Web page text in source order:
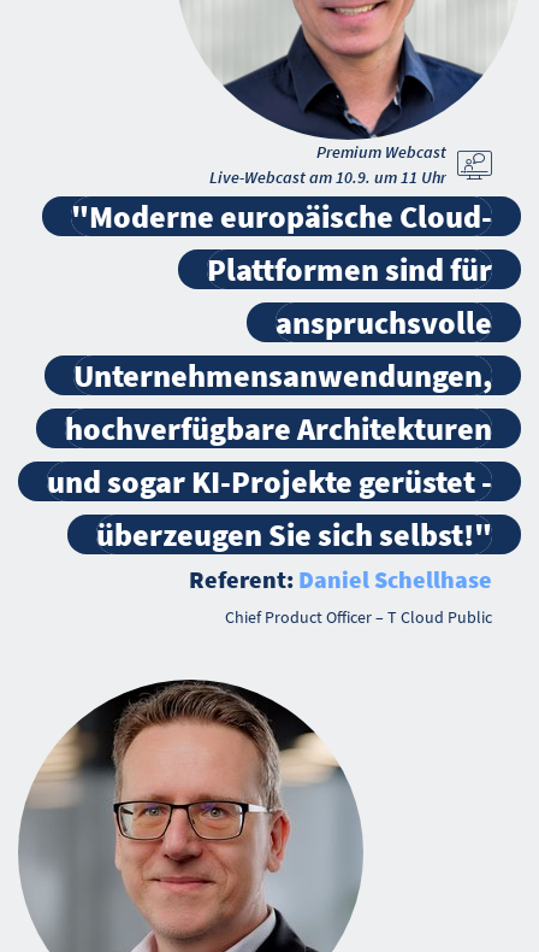
Premium Webcast
Live-Webcast am 10.9. um 11 Uhr
"Moderne europäische Cloud-
Plattformen sind für
anspruchsvolle
Unternehmensanwendungen,
hochverfügbare Architekturen
und sogar KI-Projekte gerüstet -
überzeugen Sie sich selbst!"
Referent: Daniel Schellhase
Chief Product Officer – T Cloud Public